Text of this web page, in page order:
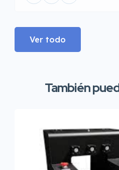
Ver todo
También